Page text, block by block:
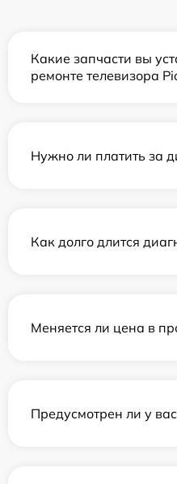
Какие запчасти вы
ремонте телевизора
Нужно ли платить за
Как долго длится
Меняется ли цена в
Предусмотрен ли у